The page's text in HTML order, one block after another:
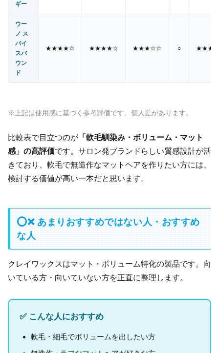
ギー
ウー
ノ ス
パイ
スバ
ウン
ド
★★★★☆ ★★★★☆ ★★★☆☆ ○
※上記は使用感に基づく参考評価です。個人差があります。
比較表で目立つのが 「軟毛馴染み・ボリューム・マット
感」の高評価です。サロン発ブランドらしい質感設計が活
きており、軟毛で無造作なマットヘアを作りたい方には、
検討する価値が高い一本だと思います。
⭕❌ あまりおすすめではない人・おすすめ
な人
クレイワックスはマット・ボリューム特化の製品です。向
いている方・向いていない方を正直に整理します。
✅ こんな人におすすめ
軟毛・細毛でボリュームを出したい方